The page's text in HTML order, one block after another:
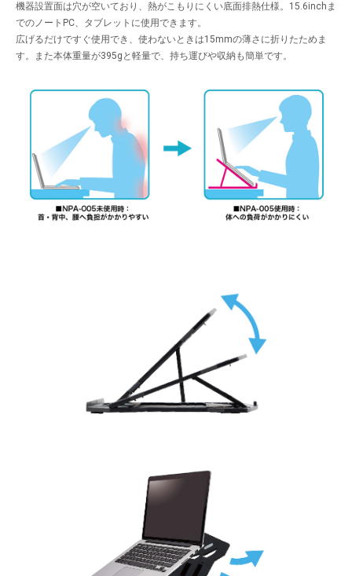
機器設置面は穴が空いており、熱がこもりにくい底面排熱仕様。15.6inchま
でのノートPC、タブレットに使用できます。
広げるだけですぐ使用でき、使わないときは15mmの薄さに折りたためま
す。また本体重量が395gと軽量で、持ち運びや収納も簡単です。